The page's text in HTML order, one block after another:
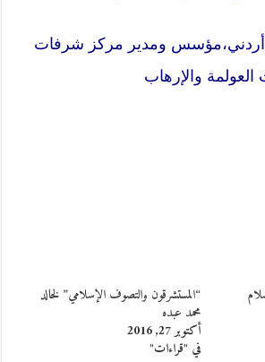
مؤسس ومدير مركز شرفات
والإرهاب
“المستشرقون والتصوف الإسلامي” لخالد
محمد عبده
أكتوبر 27, 2016
في "قراءات"